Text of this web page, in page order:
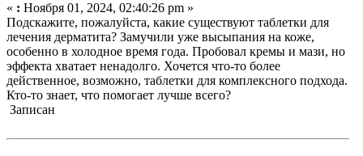
« : Ноября 01, 2024, 02:40:26 pm »
Подскажите, пожалуйста, какие существуют таблетки для
лечения дерматита? Замучили уже высыпания на коже,
особенно в холодное время года. Пробовал кремы и мази, но
эффекта хватает ненадолго. Хочется что-то более
действенное, возможно, таблетки для комплексного подхода.
Кто-то знает, что помогает лучше всего?
Записан